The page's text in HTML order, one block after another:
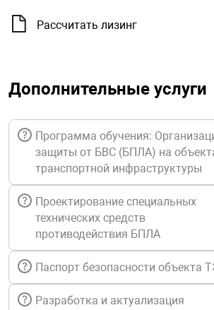
оборудование
оборудование
Рассчитать лизинг
Дополнительные услуги
Программа обучения:
защиты от БВС (БПЛА) на
транспортной инфраструктуры
Проектирование специальных
технических средств
противодействия БПЛА
Паспорт безопасности объекта
Разработка и актуализация